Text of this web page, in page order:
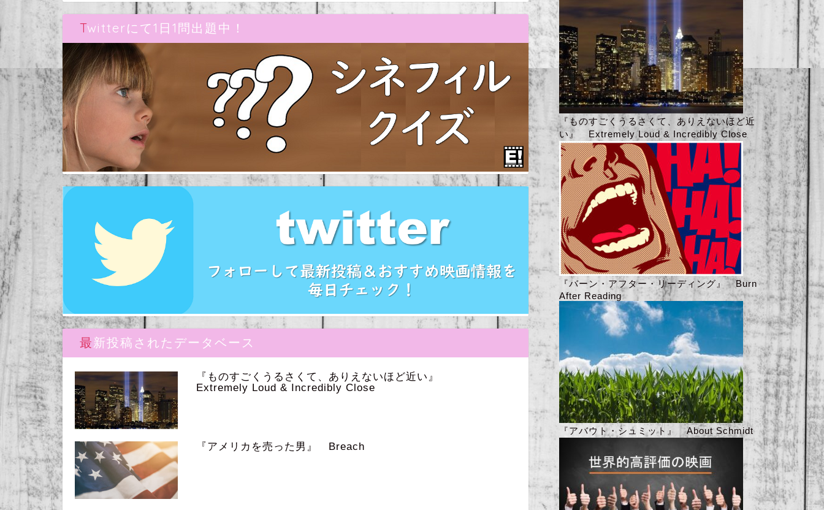
Twitterにて1日1問出題中！
最新投稿されたデータベース
『ものすごくうるさくて、ありえないほど近い』
Extremely Loud & Incredibly Close
『アメリカを売った男』 Breach
『ものすごくうるさくて、ありえないほど近
い』 Extremely Loud & Incredibly Close
『バーン・アフター・リーディング』 Burn
After Reading
『アバウト・シュミット』 About Schmidt